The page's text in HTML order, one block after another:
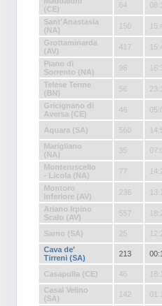
(CE)
64
Sant'Anastasia
(NA)
150
Grottaminarda
(AV)
417
Piano di
Sorrento (NA)
96
Telese Terme
(BN)
56
Gricignano di
Aversa (CE)
46
Aquara (SA) 560
Marigliano
(NA)
35
Monteruscello
- Licola (NA)
77
Montoro
Inferiore (AV)
236
Ariano Irpino
Scalo (AV)
557
Sarno (SA) 25
Cava de'
Tirreni (SA)
213
Casapulla (CE) 46
Casal Velino
(SA)
142